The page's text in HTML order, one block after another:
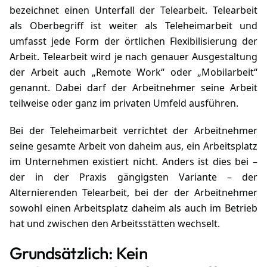
bezeichnet einen Unterfall der Telearbeit. Telearbeit
als Oberbegriff ist weiter als Teleheimarbeit und
umfasst jede Form der örtlichen Flexibilisierung der
Arbeit. Telearbeit wird je nach genauer Ausgestaltung
der Arbeit auch „Remote Work“ oder „Mobilarbeit“
genannt. Dabei darf der Arbeitnehmer seine Arbeit
teilweise oder ganz im privaten Umfeld ausführen.
Bei der Teleheimarbeit verrichtet der Arbeitnehmer
seine gesamte Arbeit von daheim aus, ein Arbeitsplatz
im Unternehmen existiert nicht. Anders ist dies bei –
der in der Praxis gängigsten Variante – der
Alternierenden Telearbeit, bei der der Arbeitnehmer
sowohl einen Arbeitsplatz daheim als auch im Betrieb
hat und zwischen den Arbeitsstätten wechselt.
Grundsätzlich: Kein